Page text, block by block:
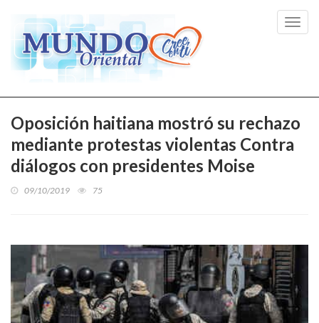
Oposición haitiana mostró su rechazo
mediante protestas violentas Contra
diálogos con presidentes Moise
09/10/2019 75